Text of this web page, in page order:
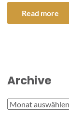
Read more
Archive
Archive